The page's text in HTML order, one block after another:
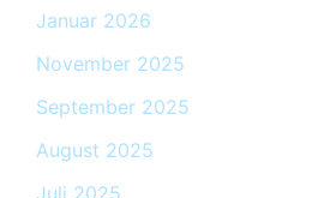
Januar 2026
November 2025
September 2025
August 2025
Juli 2025